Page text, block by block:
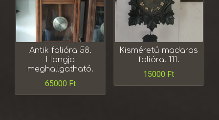
Antik falióra 58.
Hangja
meghallgatható.
65000 Ft
Kisméretű madaras
falióra. 111.
15000 Ft